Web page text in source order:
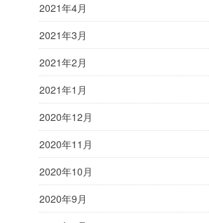
2021年4月
2021年3月
2021年2月
2021年1月
2020年12月
2020年11月
2020年10月
2020年9月